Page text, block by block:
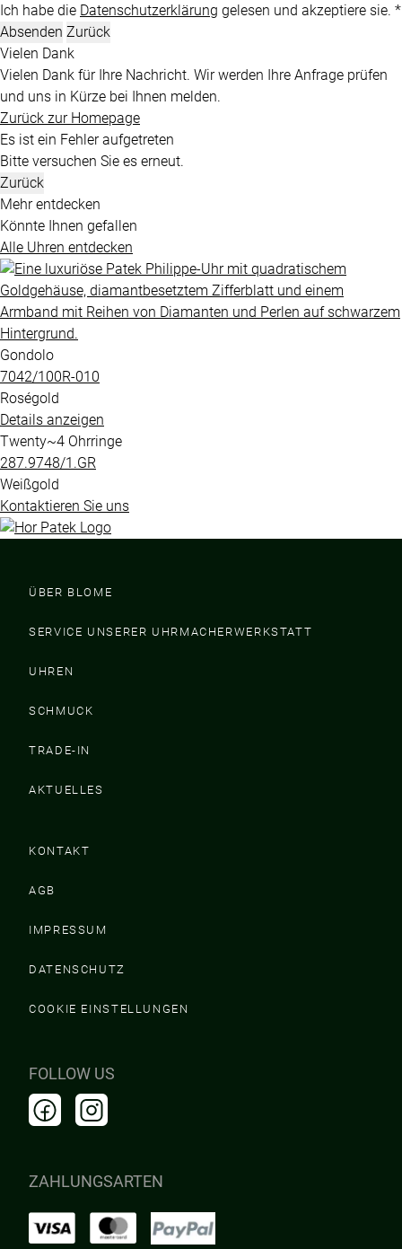
Ich habe die Datenschutzerklärung gelesen und akzeptiere sie. *
Absenden Zurück
Vielen Dank
Vielen Dank für Ihre Nachricht. Wir werden Ihre Anfrage prüfen
und uns in Kürze bei Ihnen melden.
Zurück zur Homepage
Es ist ein Fehler aufgetreten
Bitte versuchen Sie es erneut.
Zurück
Mehr entdecken
Könnte Ihnen gefallen
Alle Uhren entdecken
Gondolo
7042​/100R​-010
Roségold
Details anzeigen
Twenty~4 Ohrringe
287.9748​/1.GR
Weißgold
Kontaktieren Sie uns
ÜBER BLOME
SERVICE UNSERER UHRMACHERWERKSTATT
UHREN
SCHMUCK
TRADE-IN
AKTUELLES
KONTAKT
AGB
IMPRESSUM
DATENSCHUTZ
COOKIE EINSTELLUNGEN
FOLLOW US
ZAHLUNGSARTEN